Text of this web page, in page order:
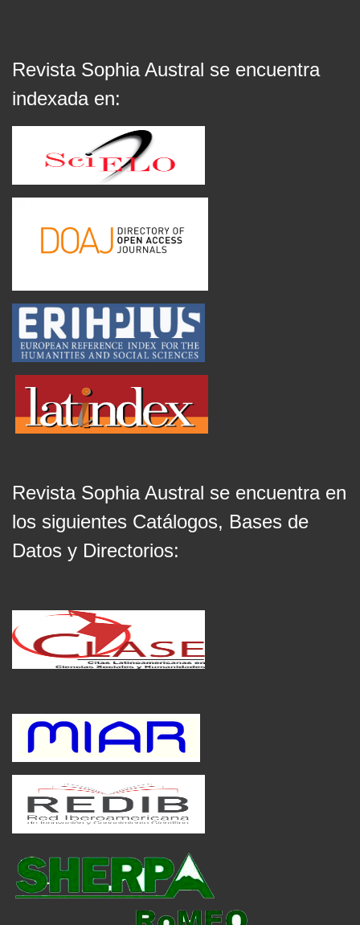
Revista Sophia Austral se encuentra
indexada en:
Revista Sophia Austral se encuentra en
los siguientes Catálogos, Bases de
Datos y Directorios: